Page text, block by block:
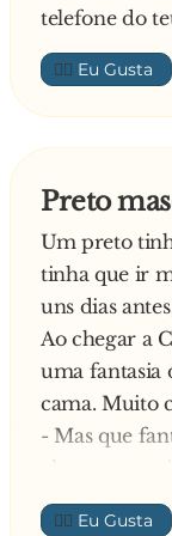
e diz:
- Que se lixe
Vou atirá-lo
O amante,
andares do
metálica:
- Sistema
completo!
telefone do
👍🏼
Preto
Um preto
tinha que ir
uns dias
Ao chegar a
uma fantasia
cama. Muito
- Mas que
alguma vez
trocar essa
👍🏼